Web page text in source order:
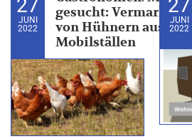
27
JUNI
2022
gesucht: Vermarktung
von Hühnern aus den
Mobilställen
27
JUNI
2022